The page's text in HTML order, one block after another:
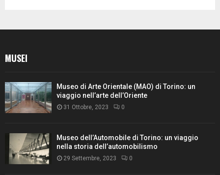
MUSEI
Museo di Arte Orientale (MAO) di Torino: un
viaggio nell’arte dell’Oriente
31 Ottobre, 2023 0
Museo dell’Automobile di Torino: un viaggio
nella storia dell’automobilismo
29 Settembre, 2023 0